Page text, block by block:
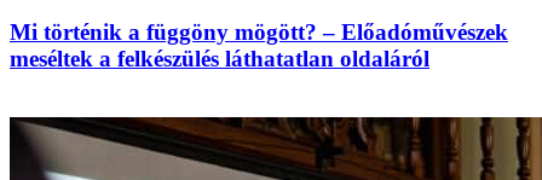
Mi történik a függöny mögött? – Előadóművészek
meséltek a felkészülés láthatatlan oldaláról